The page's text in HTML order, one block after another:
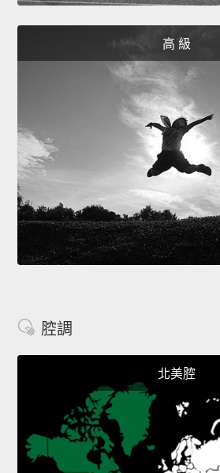
高 級
腔調
北美腔